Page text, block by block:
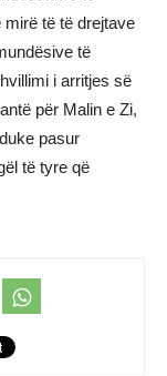
të të drejtave
të
i arritjes së
për Malin e Zi,
pasur
të tyre që